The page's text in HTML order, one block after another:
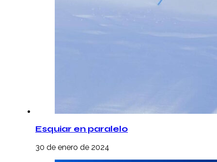
Esquiar en paralelo
30 de enero de 2024